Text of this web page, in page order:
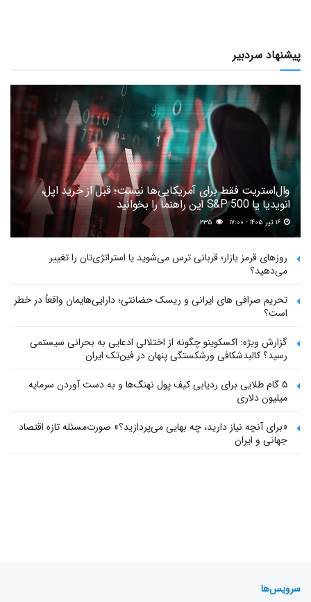
پیشنهاد سردبیر
وال‌استریت فقط برای آمریکایی‌ها نیست؛ قبل از خرید اپل،
انویدیا یا S&P 500 این راهنما را بخوانید
۲۳۵
روزهای قرمز بازار؛ قربانی ترس می‌شوید یا استراتژی‌تان را تغییر
می‌دهید؟
تحریم صرافی های ایرانی و ریسک حضانتی؛ دارایی‌هایمان واقعاً در خطر
است؟
گزارش ویژه: اکسکوینو چگونه از اختلالی ادعایی به بحرانی سیستمی
رسید؟ کالبدشکافی ورشکستگی پنهان در فین‌تک ایران
۵ گام طلایی برای ردیابی کیف پول‌ نهنگ‌ها و به دست آوردن سرمایه
میلیون دلاری
«برای آنچه نیاز دارید، چه بهایی می‌پردازید؟» صورت‌مسئله تازه اقتصاد
جهانی و ایران
سرویس‌ها